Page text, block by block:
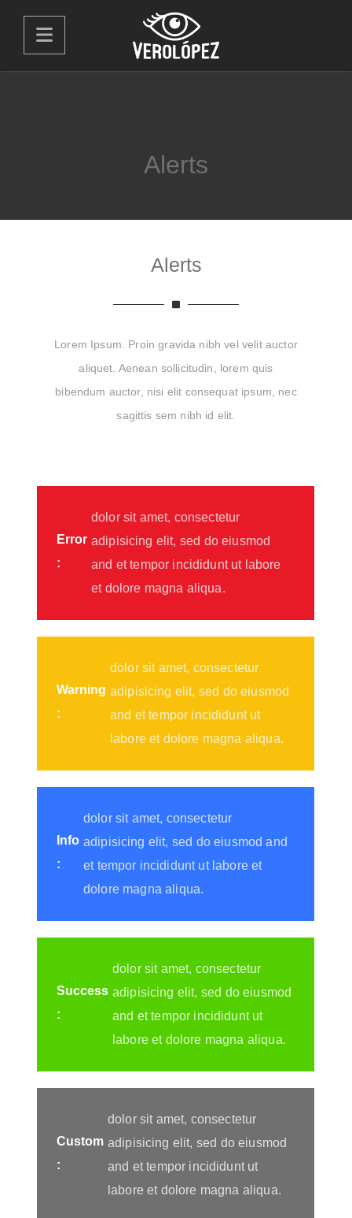
Alerts
Alerts
Lorem Ipsum. Proin gravida nibh vel velit auctor
aliquet. Aenean sollicitudin, lorem quis
bibendum auctor, nisi elit consequat ipsum, nec
sagittis sem nibh id elit.
Error
:
dolor sit amet, consectetur
adipisicing elit, sed do eiusmod
and et tempor incididunt ut labore
et dolore magna aliqua.
Warning
:
dolor sit amet, consectetur
adipisicing elit, sed do eiusmod
and et tempor incididunt ut
labore et dolore magna aliqua.
Info
:
dolor sit amet, consectetur
adipisicing elit, sed do eiusmod and
et tempor incididunt ut labore et
dolore magna aliqua.
Success
:
dolor sit amet, consectetur
adipisicing elit, sed do eiusmod
and et tempor incididunt ut
labore et dolore magna aliqua.
Custom
:
dolor sit amet, consectetur
adipisicing elit, sed do eiusmod
and et tempor incididunt ut
labore et dolore magna aliqua.